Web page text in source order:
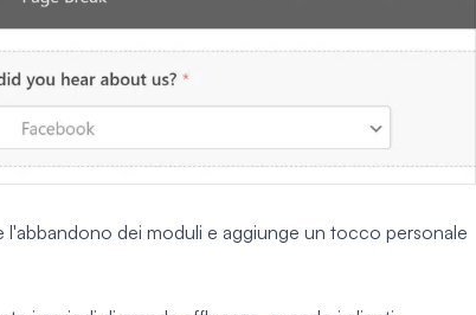
dei moduli e aggiunge un tocco personale